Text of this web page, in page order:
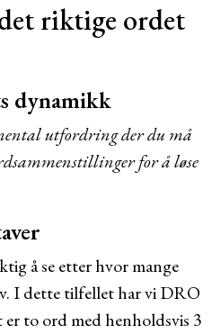
riktige ordet
dynamikk
utfordring der du må
for å løse
å se etter hvor mange
I dette tilfellet har vi DRO
to ord med henholdsvis 3